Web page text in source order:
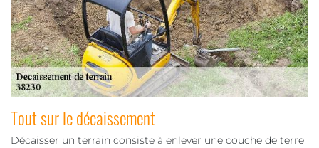
Tout sur le décaissement
Décaisser un terrain consiste à enlever une couche de terre